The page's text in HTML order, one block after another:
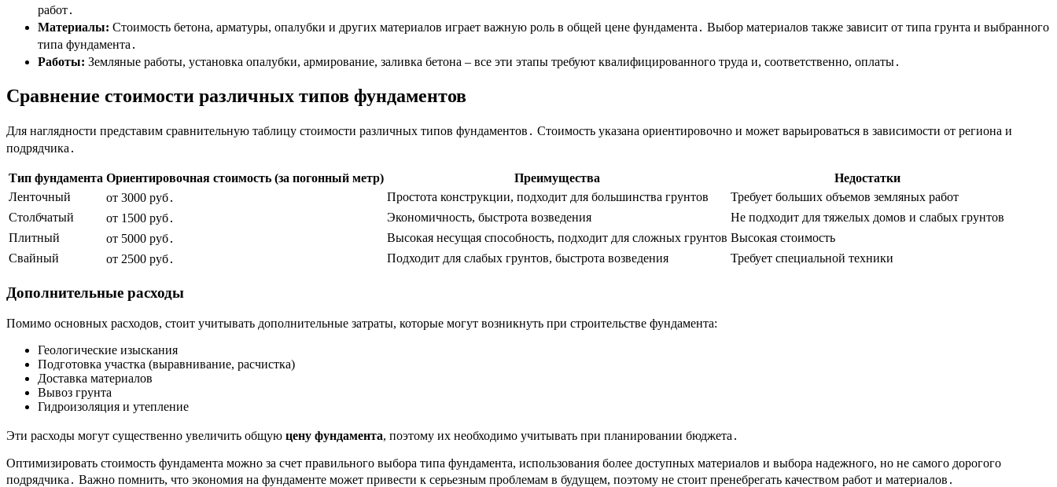
работ․
Материалы: Стоимость бетона, арматуры, опалубки и других материалов играет важную роль в общей цене фундамента․ Выбор материалов также зависит от типа грунта и выбранного
типа фундамента․
Работы: Земляные работы, установка опалубки, армирование, заливка бетона – все эти этапы требуют квалифицированного труда и, соответственно, оплаты․
Сравнение стоимости различных типов фундаментов
Для наглядности представим сравнительную таблицу стоимости различных типов фундаментов․ Стоимость указана ориентировочно и может варьироваться в зависимости от региона и
подрядчика․
Тип фундамента Ориентировочная стоимость (за погонный метр) Преимущества
Недостатки
Ленточный
от 3000 руб․ Простота конструкции, подходит для большинства грунтов
Требует больших объемов земляных работ
Столбчатый
от 1500 руб․ Экономичность, быстрота возведения
Не подходит для тяжелых домов и слабых грунтов
Плитный
от 5000 руб․ Высокая несущая способность, подходит для сложных грунтов Высокая стоимость
Свайный
от 2500 руб․ Подходит для слабых грунтов, быстрота возведения Требует специальной техники
Дополнительные расходы
Помимо основных расходов, стоит учитывать дополнительные затраты, которые могут возникнуть при строительстве фундамента:
Геологические изыскания
Подготовка участка (выравнивание, расчистка)
Доставка материалов
Вывоз грунта
Гидроизоляция и утепление
Эти расходы могут существенно увеличить общую цену фундамента, поэтому их необходимо учитывать при планировании бюджета․
Оптимизировать стоимость фундамента можно за счет правильного выбора типа фундамента, использования более доступных материалов и выбора надежного, но не самого дорогого
подрядчика․ Важно помнить, что экономия на фундаменте может привести к серьезным проблемам в будущем, поэтому не стоит пренебрегать качеством работ и материалов․